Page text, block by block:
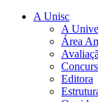
A Unisc
A
Área
Editora